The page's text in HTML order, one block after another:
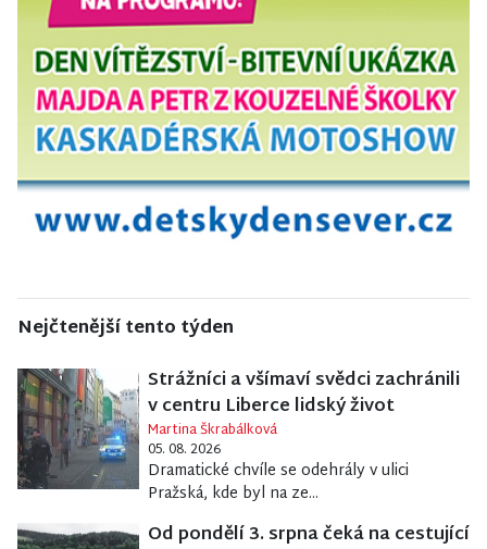
Nejčtenější tento týden
Strážníci a všímaví svědci zachránili
v centru Liberce lidský život
Martina Škrabálková
05. 08. 2026
Dramatické chvíle se odehrály v ulici
Pražská, kde byl na ze...
Od pondělí 3. srpna čeká na cestující